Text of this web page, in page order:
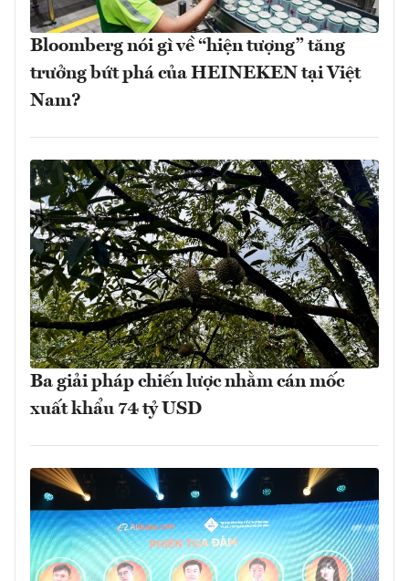
Bloomberg nói gì về “hiện tượng” tăng
trưởng bứt phá của HEINEKEN tại Việt
Nam?
Ba giải pháp chiến lược nhằm cán mốc
xuất khẩu 74 tỷ USD